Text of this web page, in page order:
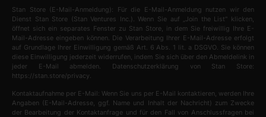
Stan Store (E-Mail-Anmeldung): Für die E-Mail-Anmeldung nutzen wir den
Dienst Stan Store (Stan Ventures Inc.). Wenn Sie auf „Join the List" klicken,
öffnet sich ein separates Fenster zu Stan Store, in dem Sie freiwillig Ihre E-
Mail-Adresse eingeben können. Die Verarbeitung Ihrer E-Mail-Adresse erfolgt
auf Grundlage Ihrer Einwilligung gemäß Art. 6 Abs. 1 lit. a DSGVO. Sie können
diese Einwilligung jederzeit widerrufen, indem Sie sich über den Abmeldelink in
jeder E-Mail abmelden. Datenschutzerklärung von Stan Store:
https://stan.store/privacy.
Kontaktaufnahme per E-Mail: Wenn Sie uns per E-Mail kontaktieren, werden Ihre
Angaben (E-Mail-Adresse, ggf. Name und Inhalt der Nachricht) zum Zwecke
der Bearbeitung der Kontaktanfrage und für den Fall von Anschlussfragen bei